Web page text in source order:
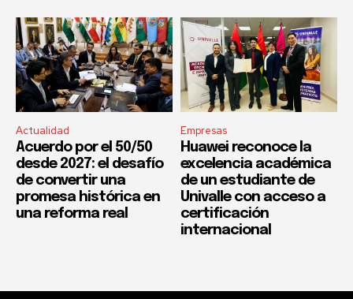
Actualidad
Acuerdo por el 50/50
desde 2027: el desafío
de convertir una
promesa histórica en
una reforma real
Empresas
Huawei reconoce la
excelencia académica
de un estudiante de
Univalle con acceso a
certificación
internacional